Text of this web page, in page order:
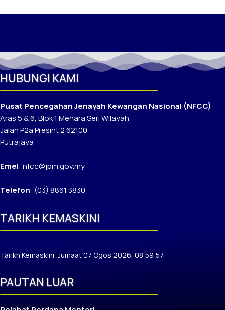
HUBUNGI KAMI
Pusat Pencegahan Jenayah Kewangan Nasional (NFCC)
Aras 5 & 6, Blok 1 Menara Seri Wilayah
Jalan P2a Presint 2 62100
Putrajaya
Emel: nfcc@jpm.gov.my
Telefon: (03) 8861 3830
TARIKH KEMASKINI
Tarikh Kemaskini: Jumaat 07 Ogos 2026, 08:59:57.
PAUTAN LUAR